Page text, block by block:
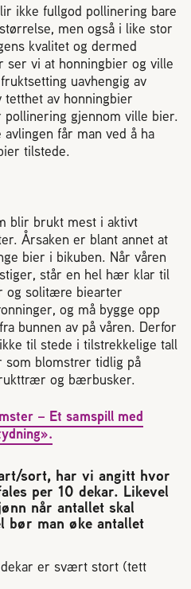
ikke fullgod pollinering bare
men også i like stor
kvalitet og dermed
ser vi at honningbier og ville
uavhengig av
av honningbier
gjennom ville bier.
får man ved å ha
tilstede.
blir brukt mest i aktivt
Årsaken er blant annet at
bier i bikuben. Når våren
står en hel hær klar til
og solitære biearter
og må bygge opp
bunnen av på våren. Derfor
til stede i tilstrekkelige tall
som blomstrer tidlig på
og bærbusker.
– Et samspill med
sort, har vi angitt hvor
per 10 dekar. Likevel
når antallet skal
bør man øke antallet
er svært stort (tett